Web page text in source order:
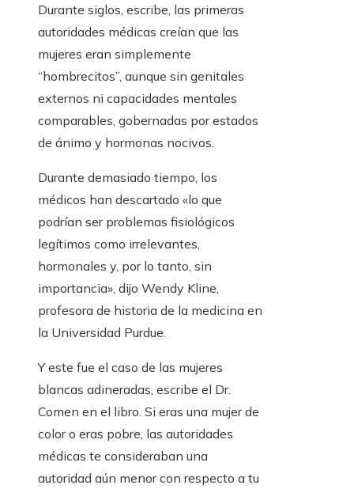
Durante siglos, escribe, las primeras
autoridades médicas creían que las
mujeres eran simplemente
“hombrecitos”, aunque sin genitales
externos ni capacidades mentales
comparables, gobernadas por estados
de ánimo y hormonas nocivos.
Durante demasiado tiempo, los
médicos han descartado «lo que
podrían ser problemas fisiológicos
legítimos como irrelevantes,
hormonales y, por lo tanto, sin
importancia», dijo Wendy Kline,
profesora de historia de la medicina en
la Universidad Purdue.
Y este fue el caso de las mujeres
blancas adineradas, escribe el Dr.
Comen en el libro. Si eras una mujer de
color o eras pobre, las autoridades
médicas te consideraban una
autoridad aún menor con respecto a tu